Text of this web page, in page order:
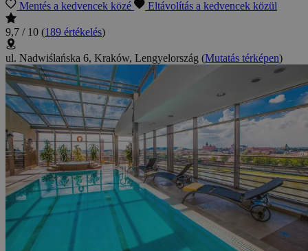
Mentés a kedvencek közé Eltávolítás a kedvencek közül
9,7 / 10 (189 értékelés)
ul. Nadwiślańska 6, Kraków, Lengyelország (Mutatás térképen)